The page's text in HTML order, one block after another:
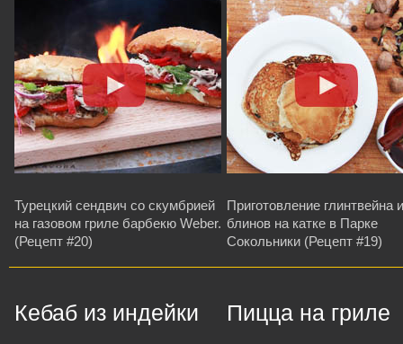
Турецкий сендвич со скумбрией
на газовом гриле барбекю Weber.
(Рецепт #20)
Приготовление глинтвейна и
блинов на катке в Парке
Сокольники (Рецепт #19)
Кебаб из индейки Пицца на гриле